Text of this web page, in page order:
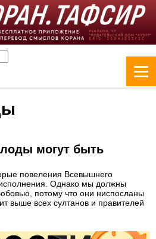
могут быть
повеления Всевышнего
Однако мы должны
потому что они ниспосланы
выше всех султанов и правителей